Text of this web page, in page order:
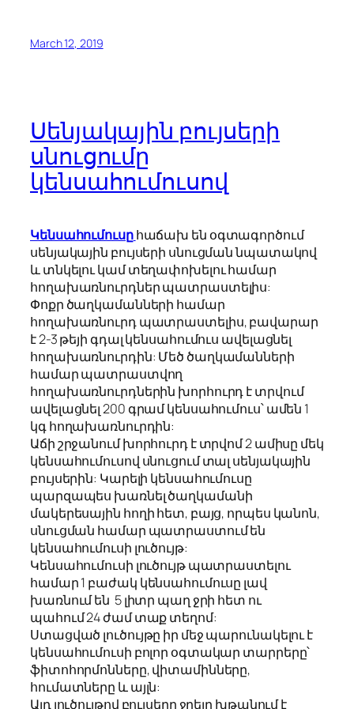
March 12, 2019
Սենյակային բույսերի
սնուցումը
կենսահումուսով
Կենսահումուսըհաճախ են օգտագործում
սենյակային բույսերի սնուցման նպատակով
և տնկելու կամ տեղափոխելու համար
հողախառնուրդներ պատրաստելիս:
Փոքր ծաղկամանների համար
հողախառնուրդ պատրաստելիս, բավարար
է 2-3 թեյի գդալ կենսահումուս ավելացնել
հողախառնուրդին: Մեծ ծաղկամանների
համար պատրաստվող
հողախառնուրդներին խորհուրդ է տրվում
ավելացնել 200 գրամ կենսահումուս՝ ամեն 1
կգ հողախառնուրդին:
Աճի շրջանում խորհուրդ է տրվոմ 2 ամիսը մեկ
կենսահումուսով սնուցում տալ սենյակային
բույսերին: Կարելի կենսահումուսը
պարզապես խառնել ծաղկամանի
մակերեսային հողի հետ, բայց, որպես կանոն,
սնուցման համար պատրաստում են
կենսահումուսի լուծույթ:
Կենսահումուսի լուծույթ պատրաստելու
համար 1 բաժակ կենսահումուսը լավ
խառնում են 5 լիտր պաղ ջրի հետ ու
պահում 24 ժամ տաք տեղոմ:
Ստացված լուծույթը իր մեջ պարունակելու է
կենսահումուսի բոլոր օգտակար տարրերը՝
ֆիտոհորմոնները, վիտամինները,
հումատները և այլն:
Այդ լուծույթով բույսերը ջրելը խթանում է